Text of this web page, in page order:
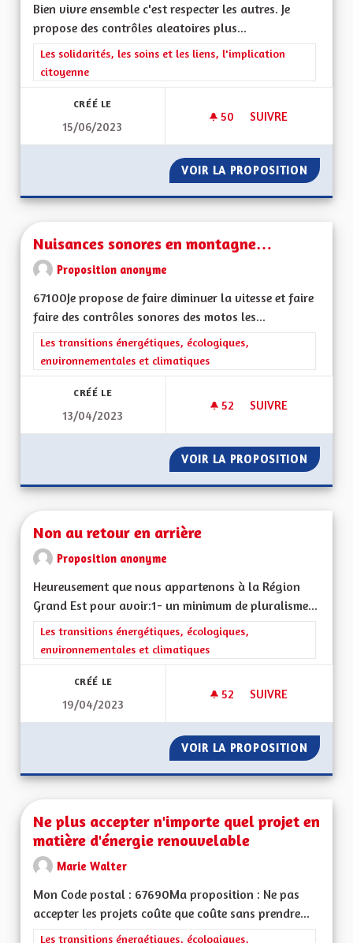
Bien vivre ensemble c'est respecter les autres. Je
propose des contrôles aleatoires plus...
Filtrer les résultats de la catégorie : Les solidarités, les soins
Les solidarités, les soins et les liens, l'implication
citoyenne
CRÉÉ LE
15/06/2023
50 50 ABONNÉS
SUIVRE
VOIR LA PROPOSITION
Nuisances sonores en montagne…
Proposition anonyme
67100Je propose de faire diminuer la vitesse et faire
faire des contrôles sonores des motos les...
Filtrer les résultats de la catégorie : Les transitions
Les transitions énergétiques, écologiques,
environnementales et climatiques
CRÉÉ LE
13/04/2023
52 52 ABONNÉS
SUIVRE
VOIR LA PROPOSITION
Non au retour en arrière
Proposition anonyme
Heureusement que nous appartenons à la Région
Grand Est pour avoir:1- un minimum de pluralisme...
Filtrer les résultats de la catégorie : Les transitions
Les transitions énergétiques, écologiques,
environnementales et climatiques
CRÉÉ LE
19/04/2023
52 52 ABONNÉS
SUIVRE
VOIR LA PROPOSITION NON
Ne plus accepter n'importe quel projet en
matière d'énergie renouvelable
Marie Walter
Mon Code postal : 67690Ma proposition : Ne pas
accepter les projets coûte que coûte sans prendre...
Filtrer les résultats de la catégorie : Les transitions
Les transitions énergétiques, écologiques,